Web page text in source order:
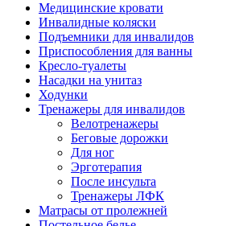
Медицинские кровати
Инвалидные коляски
Подъемники для инвалидов
Приспособления для ванны
Кресло-туалеты
Насадки на унитаз
Ходунки
Тренажеры для инвалидов
Велотренажеры
Беговые дорожки
Для ног
Эрготерапия
После инсульта
Тренажеры ЛФК
Матрасы от пролежней